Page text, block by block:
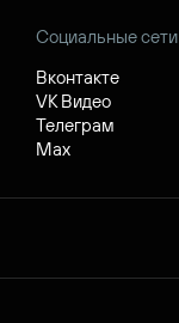
Социальные сети
Вконтакте
VK Видео
Телеграм
Max